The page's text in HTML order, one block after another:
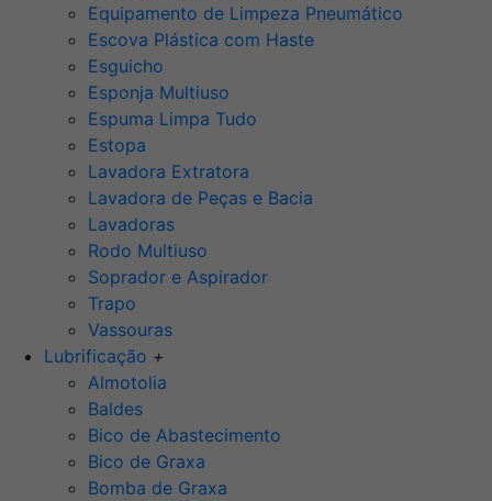
Equipamento de Limpeza Pneumático
Escova Plástica com Haste
Esguicho
Esponja Multiuso
Espuma Limpa Tudo
Estopa
Lavadora Extratora
Lavadora de Peças e Bacia
Lavadoras
Rodo Multiuso
Soprador e Aspirador
Trapo
Vassouras
Lubrificação +
Almotolia
Baldes
Bico de Abastecimento
Bico de Graxa
Bomba de Graxa